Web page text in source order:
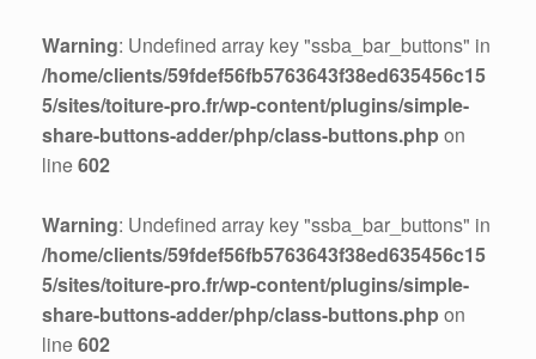
Warning: Undefined array key "ssba_bar_buttons" in
/home/clients/59fdef56fb5763643f38ed635456c15
5/sites/toiture-pro.fr/wp-content/plugins/simple-
share-buttons-adder/php/class-buttons.php on
line602
Warning: Undefined array key "ssba_bar_buttons" in
/home/clients/59fdef56fb5763643f38ed635456c15
5/sites/toiture-pro.fr/wp-content/plugins/simple-
share-buttons-adder/php/class-buttons.php on
line602